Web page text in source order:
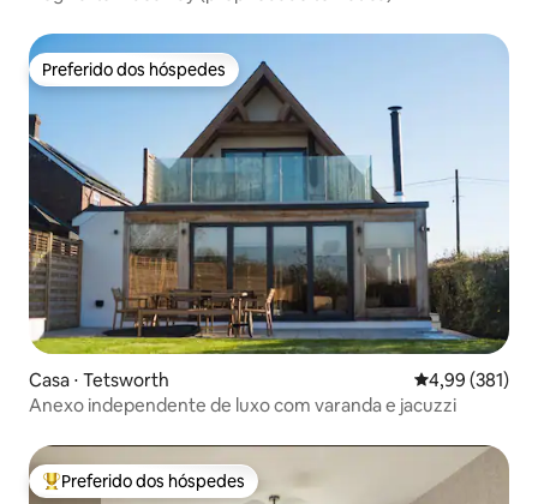
Preferido dos hóspedes
Preferido dos hóspedes
Casa ⋅ Tetsworth 4,99 de uma
4,99 (381)
Anexo independente de luxo com varanda e jacuzzi
Entre os melhores preferidos dos hóspedes
Preferido dos hóspedes